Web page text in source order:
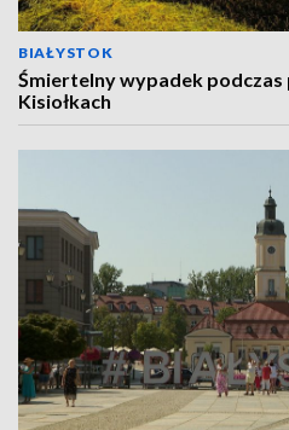
BIAŁYSTOK
Śmiertelny wypadek
Kisiołkach